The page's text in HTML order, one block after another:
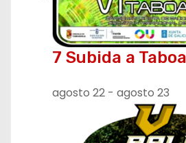
7 Subida a
agosto 22 - agosto 23